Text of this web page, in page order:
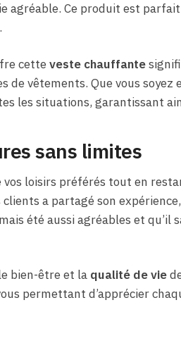
agréable. Ce produit est
cetteveste chauffante
de vêtements. Que vous soyez
les situations, garantissant
sans limites
loisirs préférés tout en
a partagé son
été aussi agréables et
bien-être et la qualité de vie
permettant d’apprécier